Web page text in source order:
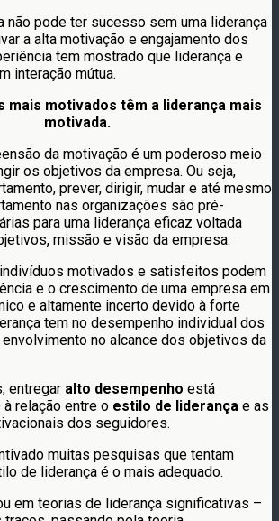
não pode ter sucesso sem uma liderança
a alta motivação e engajamento dos
tem mostrado que liderança e
interação mútua.
mais motivados têm a liderança mais
motivada.
da motivação é um poderoso meio
os objetivos da empresa. Ou seja,
prever, dirigir, mudar e até mesmo
nas organizações são pré-
para uma liderança eficaz voltada
missão e visão da empresa.
motivados e satisfeitos podem
e o crescimento de uma empresa em
e altamente incerto devido à forte
tem no desempenho individual dos
no alcance dos objetivos da
entregar alto desempenho está
relação entre o estilo de liderança e as
dos seguidores.
muitas pesquisas que tentam
de liderança é o mais adequado.
em teorias de liderança significativas –